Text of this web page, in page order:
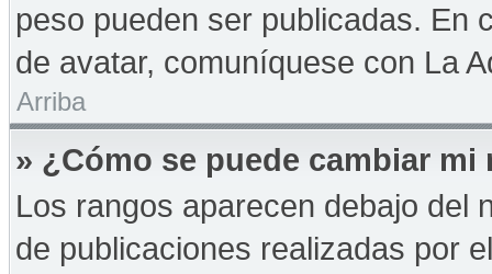
peso pueden ser publicadas. En
de avatar, comuníquese con La
Arriba
» ¿Cómo se puede cambiar mi
Los rangos aparecen debajo del
de publicaciones realizadas por